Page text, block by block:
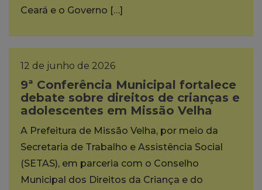
Ceará e o Governo […]
12 de junho de 2026
9ª Conferência Municipal fortalece
debate sobre direitos de crianças e
adolescentes em Missão Velha
A Prefeitura de Missão Velha, por meio da
Secretaria de Trabalho e Assistência Social
(SETAS), em parceria com o Conselho
Municipal dos Direitos da Criança e do